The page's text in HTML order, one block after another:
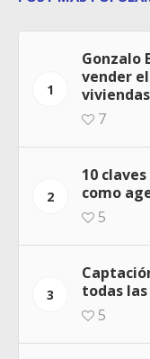
1
Gonzalo
vender
7
2
10
como
5
3
todas
5